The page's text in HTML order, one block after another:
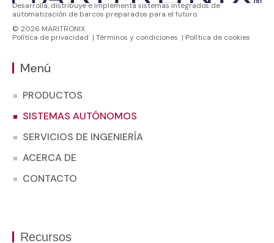
Desarrolla, distribuye e implementa sistemas integrados de
automatización de barcos preparados para el futuro.
© 2026 MARITRONIX
Política de privacidad | Términos y condiciones | Política de cookies
Menú
PRODUCTOS
SISTEMAS AUTÓNOMOS
SERVICIOS DE INGENIERÍA
ACERCA DE
CONTACTO
Recursos